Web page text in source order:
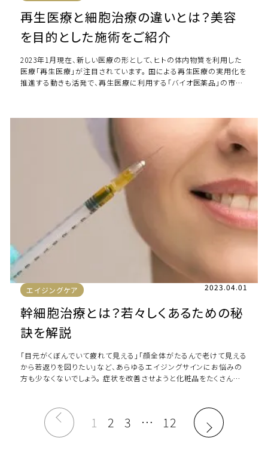
再生医療と細胞治療の違いとは？美容
を目的とした施術をご紹介
2023年1月現在、新しい医療の形として、ヒトの体内物質を利用した
医療「再生医療」が注目されています。 国による再生医療の実用化を
推進する動きも活発で、再生医療に利用する「バイオ医薬品」の市場
エイジングケア 2023.04.01
幹細胞治療とは？若々しくあるための秘
訣を解説
「目元がくぼんでいて疲れて見える」「顔全体がたるんで老けて見える
から若返りを図りたい」など、あらゆるエイジングサインにお悩みの
方も少なくないでしょう。 症状を改善させようと化粧品をたくさん使
1 2 3 … 12